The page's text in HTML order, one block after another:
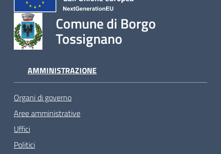
Comune di Borgo
Tossignano
AMMINISTRAZIONE
Organi di governo
Aree amministrative
Uffici
Politici